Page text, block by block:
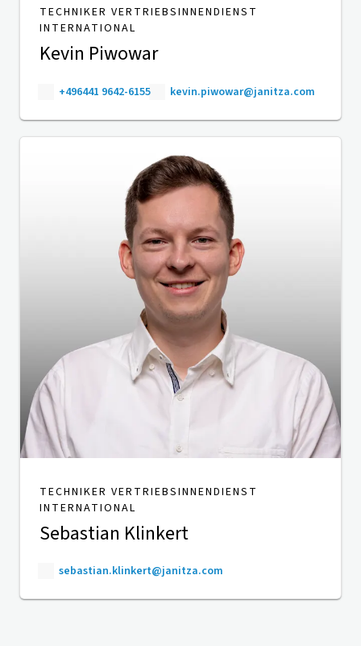
TECHNIKER VERTRIEBSINNENDIENST
INTERNATIONAL
Kevin Piwowar
+496441 9642-6155 kevin.piwowar@janitza.com
TECHNIKER VERTRIEBSINNENDIENST
INTERNATIONAL
Sebastian Klinkert
sebastian.klinkert@janitza.com